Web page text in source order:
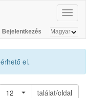
Bejelentkezés
érhető el.
12
találat/oldal